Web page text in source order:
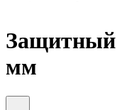
Защитный
мм